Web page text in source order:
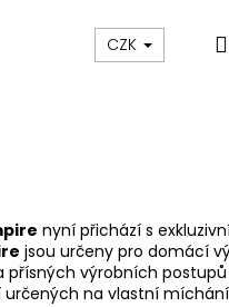
nám Obch.
CZK
nyní přichází s
jsou určeny pro domácí
výrobních postupů
na vlastní